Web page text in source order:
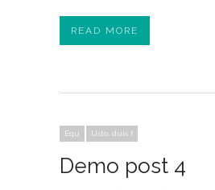
READ MORE
Equ Usto. duis f
Demo post 4